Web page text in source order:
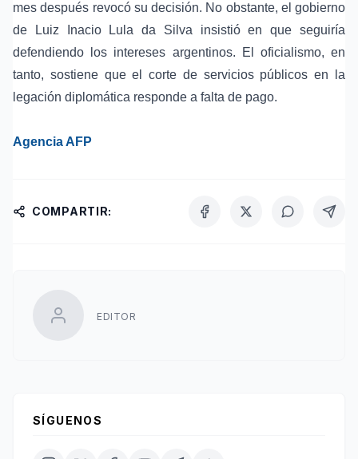
mes después revocó su decisión. No obstante, el gobierno
de Luiz Inacio Lula da Silva insistió en que seguiría
defendiendo los intereses argentinos. El oficialismo, en
tanto, sostiene que el corte de servicios públicos en la
legación diplomática responde a falta de pago.
Agencia AFP
COMPARTIR:
EDITOR
SÍGUENOS